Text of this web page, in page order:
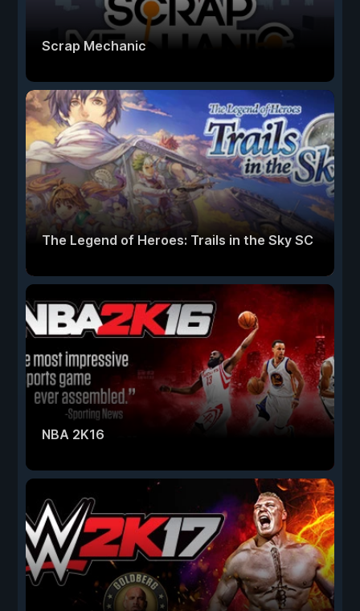
Scrap Mechanic
The Legend of Heroes: Trails in the Sky SC
NBA 2K16